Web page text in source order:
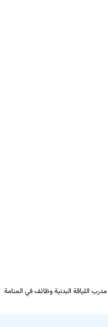
مدرب اللياقة البدنية وظائف في المنامة